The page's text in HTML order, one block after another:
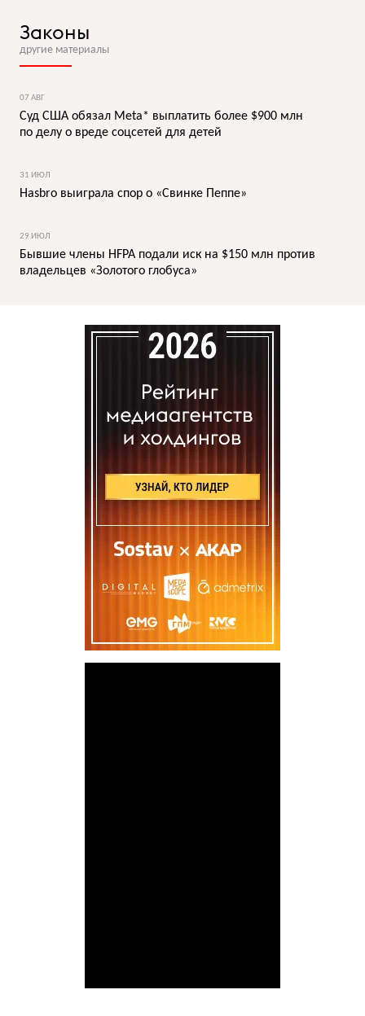
Законы
другие материалы
07 АВГ
Суд США обязал Meta* выплатить более $900 млн
по делу о вреде соцсетей для детей
31 ИЮЛ
Hasbro выиграла спор о «Свинке Пеппе»
29 ИЮЛ
Бывшие члены HFPA подали иск на $150 млн против
владельцев «Золотого глобуса»